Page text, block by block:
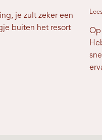
je zult zeker een
buiten het resort
Op